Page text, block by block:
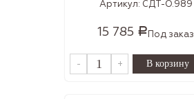
Артикул: СДТ-О.989
15 785 РПод заказ
- +